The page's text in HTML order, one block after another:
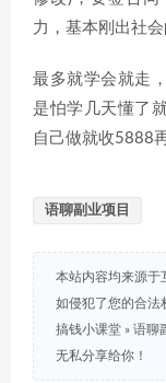
力，基本刚出社
最多就学会就走
是怕学几天懂了
自己做就收5888
语聊副业项目
本站内容均来源于
如侵犯了您的合法
搞钱小课堂 » 语聊
无私分享给你！